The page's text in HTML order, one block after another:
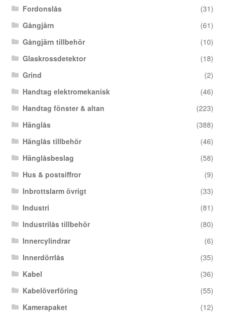
Fordonslås
(31)
Gångjärn
(61)
Gångjärn tillbehör
(10)
Glaskrossdetektor
(18)
Grind
(2)
Handtag elektromekanisk
(46)
Handtag fönster & altan
(223)
Hänglås
(388)
Hänglås tillbehör
(46)
Hänglåsbeslag
(58)
Hus & postsiffror
(9)
Inbrottslarm övrigt
(33)
Industri
(81)
Industrilås tillbehör
(80)
Innercylindrar
(6)
Innerdörrlås
(35)
Kabel
(36)
Kabelöverföring
(55)
Kamerapaket
(12)